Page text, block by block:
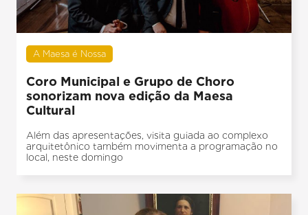
A Maesa é Nossa
Coro Municipal e Grupo de Choro
sonorizam nova edição da Maesa
Cultural
Além das apresentações, visita guiada ao complexo
arquitetônico também movimenta a programação no
local, neste domingo